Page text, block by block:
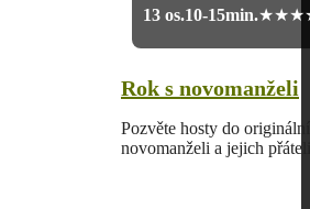
13 os.10-15min.
Rok s novomanželi
Pozvěte hosty do
novomanželi a jejich